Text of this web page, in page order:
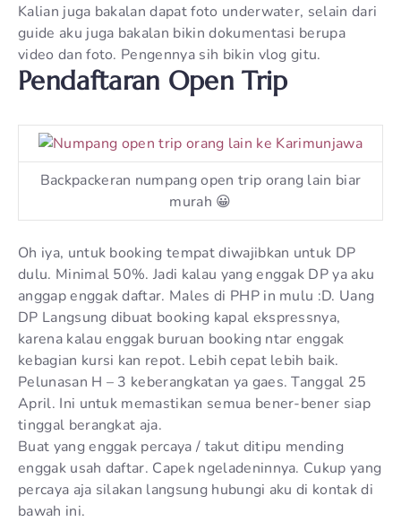
Kalian juga bakalan dapat foto underwater, selain dari
guide aku juga bakalan bikin dokumentasi berupa
video dan foto. Pengennya sih bikin vlog gitu.
Pendaftaran Open Trip
Backpackeran numpang open trip orang lain biar
murah 😀
Oh iya, untuk booking tempat diwajibkan untuk DP
dulu. Minimal 50%. Jadi kalau yang enggak DP ya aku
anggap enggak daftar. Males di PHP in mulu :D. Uang
DP Langsung dibuat booking kapal ekspressnya,
karena kalau enggak buruan booking ntar enggak
kebagian kursi kan repot. Lebih cepat lebih baik.
Pelunasan H – 3 keberangkatan ya gaes. Tanggal 25
April. Ini untuk memastikan semua bener-bener siap
tinggal berangkat aja.
Buat yang enggak percaya / takut ditipu mending
enggak usah daftar. Capek ngeladeninnya. Cukup yang
percaya aja silakan langsung hubungi aku di kontak di
bawah ini.